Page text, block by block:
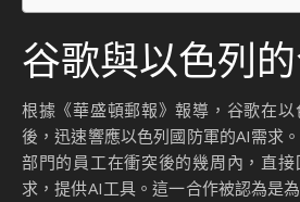
谷歌與以色列
根據《華盛頓郵報》報導，谷歌在
後，迅速響應以色列國防軍的AI需求
部門的員工在衝突後的幾周內，直
求，提供AI工具。這一合作被認為是